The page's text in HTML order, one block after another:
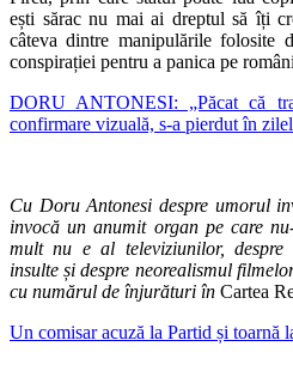
ești sărac nu mai ai dreptul să îți
câteva dintre manipulările
conspirației pentru a panica pe
DORU ANTONESI: „Păcat că
confirmare vizuală, s-a pierdut în
Cu Doru Antonesi despre umorul
invocă un anumit organ pe care
mult nu e al televiziunilor, despre
insulte și despre neorealismul
cu numărul de înjurături în Cartea
Un comisar acuză la Partid și toarnă